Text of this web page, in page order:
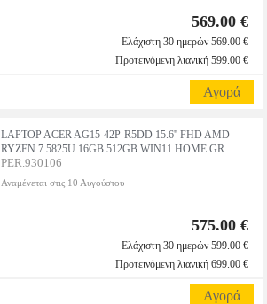
569.00 €
Ελάχιστη 30 ημερών 569.00 €
Προτεινόμενη λιανική 599.00 €
Αγορά
LAPTOP ACER AG15-42P-R5DD 15.6'' FHD AMD
RYZEN 7 5825U 16GB 512GB WIN11 HOME GR
PER.930106
Αναμένεται στις 10 Αυγούστου
575.00 €
Ελάχιστη 30 ημερών 599.00 €
Προτεινόμενη λιανική 699.00 €
Αγορά